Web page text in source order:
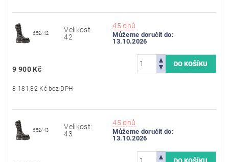
652/42
Velikost:
42
45 dnů
Můžeme doručit do:
13.10.2026
9 900 Kč
8 181,82 Kč bez DPH
652/43
Velikost:
43
45 dnů
Můžeme doručit do:
13.10.2026